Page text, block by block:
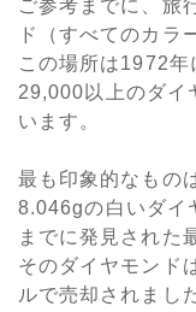
ご参考までに、旅
ド（すべてのカラ
この場所は1972年
29,000以上のダイ
います。
最も印象的なもの
8.046gの白いダイ
までに発見された
そのダイヤモンド
ルで売却されまし